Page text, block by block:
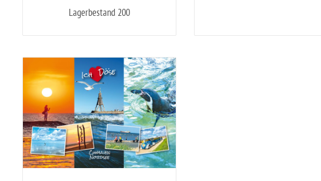
Lagerbestand 200